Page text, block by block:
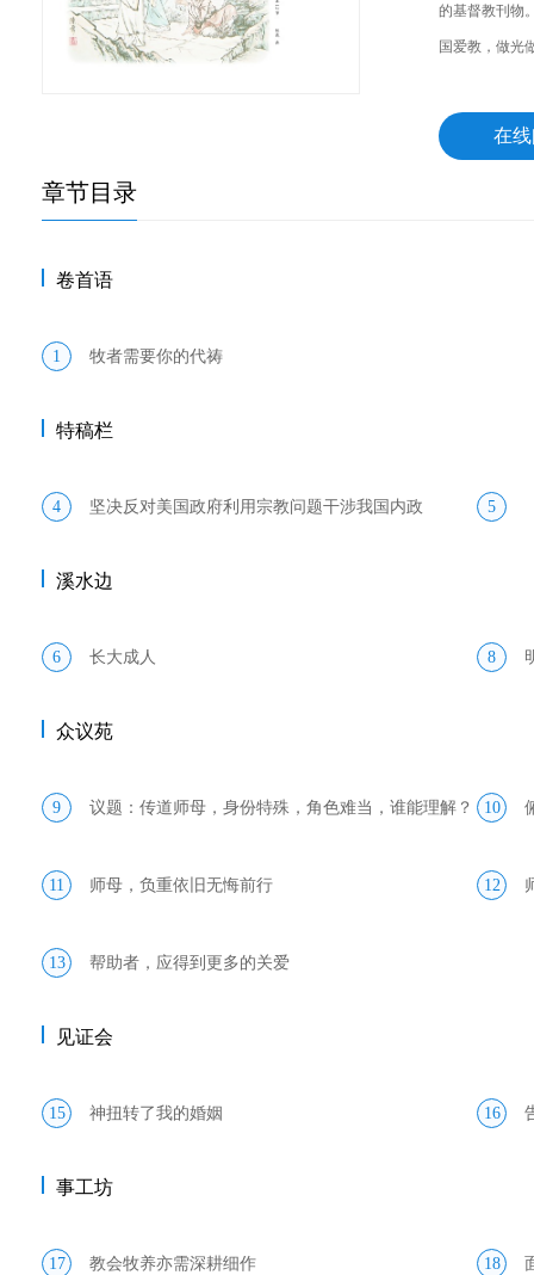
的基督教刊物
国爱教，做光
在
章节目录
卷首语
1 牧者需要你的代祷
特稿栏
4 坚决反对美国政府利用宗教问题干涉我国内政 5
溪水边
6 长大成人 8
众议苑
9 议题：传道师母，身份特殊，角色难当，谁能理解？ 10
11 师母，负重依旧无悔前行 12
13 帮助者，应得到更多的关爱
见证会
15 神扭转了我的婚姻 16
事工坊
17 教会牧养亦需深耕细作 18